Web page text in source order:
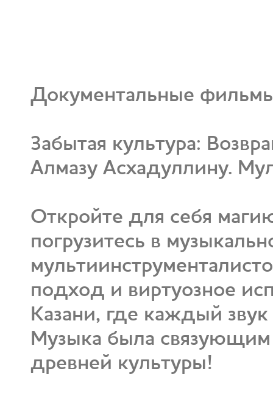
Документальные
Забытая культура:
Алмазу Асхадуллину.
Откройте для себя
погрузитесь в
подход и виртуозное
Казани, где каждый
Музыка была
древней культуры!